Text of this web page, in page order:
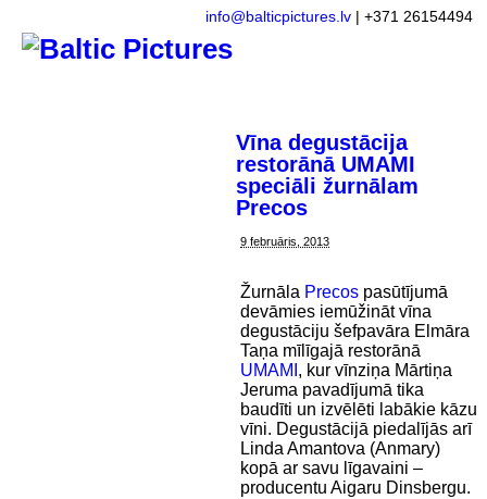
info@balticpictures.lv| +371 26154494
Vīna degustācija
restorānā UMAMI
speciāli žurnālam
Precos
9 februāris, 2013
Žurnāla Precos pasūtījumā
devāmies iemūžināt vīna
degustāciju šefpavāra Elmāra
Taņa mīlīgajā restorānā
UMAMI , kur vīnziņa Mārtiņa
Jeruma pavadījumā tika
baudīti un izvēlēti labākie kāzu
vīni. Degustācijā piedalījās arī
Linda Amantova (Anmary)
kopā ar savu līgavaini –
producentu Aigaru Dinsbergu.